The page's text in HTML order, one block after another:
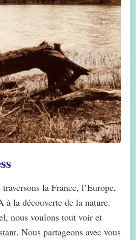
la France, l’Europe,
à la découverte de la nature.
nous voulons tout voir et
Nous partageons avec vous